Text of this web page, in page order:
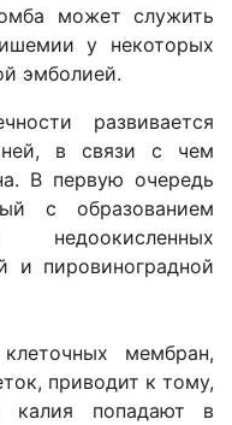
может служить
у некоторых
эмболией.
развивается
в связи с чем
В первую очередь
с образованием
недоокисленных
и пировиноградной
мембран,
приводит к тому,
калия попадают в